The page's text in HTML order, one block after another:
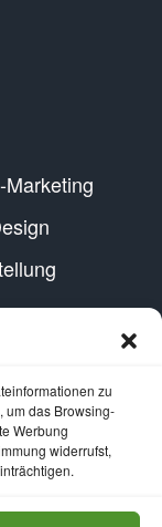
zu
um das Browsing-
Werbung
widerrufst,
sehen?